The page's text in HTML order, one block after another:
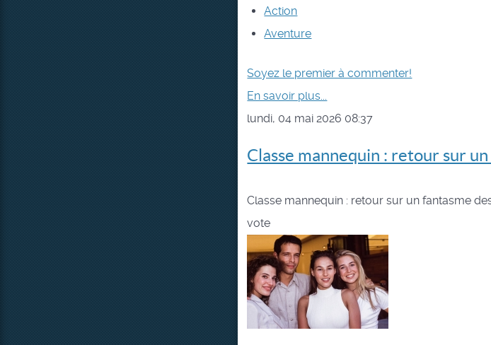
Action
Aventure
Soyez le premier à commenter!
En savoir plus...
lundi, 04 mai 2026 08:37
Classe mannequin : retour sur
Classe mannequin : retour sur un fantasme
vote